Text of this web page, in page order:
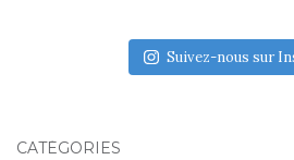
Suivez-nous sur
CATÉGORIES